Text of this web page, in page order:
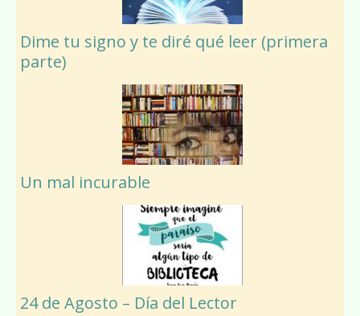
Dime tu signo y te diré qué leer (primera
parte)
Un mal incurable
24 de Agosto – Día del Lector